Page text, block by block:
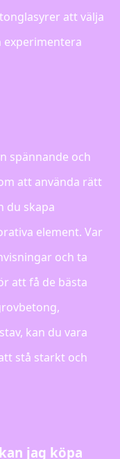
att välja
experimentera
spännande och
att använda rätt
du skapa
element. Var
och ta
att få de bästa
kan du vara
stå starkt och
jag köpa